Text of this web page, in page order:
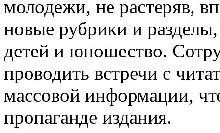
молодежи, не растеряв,
новые рубрики и
детей и юношество.
проводить встречи с
массовой информации,
пропаганде издания.